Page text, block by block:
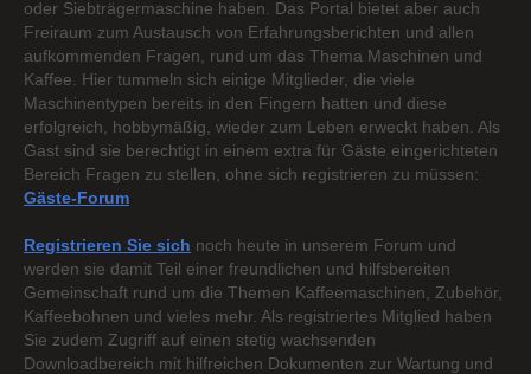
oder Siebträgermaschine haben. Das Portal bietet aber auch
Freiraum zum Austausch von Erfahrungsberichten und allen
aufkommenden Fragen, rund um das Thema Maschinen und
Kaffee. Hier tummeln sich einige Mitglieder, die viele
Maschinentypen bereits in den Fingern hatten und diese
erfolgreich, hobbymäßig, wieder zum Leben erweckt haben. Als
Gast sind sie berechtigt in einem extra für Gäste eingerichteten
Bereich Fragen zu stellen, ohne sich registrieren zu müssen:
Gäste-Forum
Registrieren Sie sich noch heute in unserem Forum und
werden sie damit Teil einer freundlichen und hilfsbereiten
Gemeinschaft rund um die Themen Kaffeemaschinen, Zubehör,
Kaffeebohnen und vieles mehr. Als registriertes Mitglied haben
Sie zudem Zugriff auf einen stetig wachsenden
Downloadbereich mit hilfreichen Dokumenten zur Wartung und